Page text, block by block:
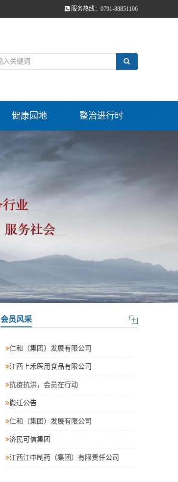
服务热线：0791-88851106
健康园地 整治进行时
会员风采
仁和（集团）发展有限公司
江西上禾医用食品有限公司
抗疫抗洪，会员在行动
搬迁公告
仁和（集团）发展有限公司
济民可信集团
江西江中制药（集团）有限责任公司